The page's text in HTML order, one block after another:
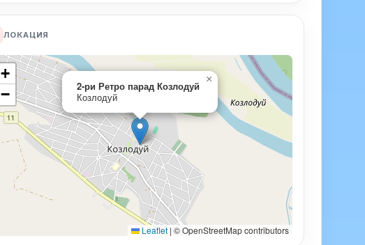
ЛОКАЦИЯ
2-ри Ретро парад Козлодуй
Козлодуй
×
+
−
Leaflet | © OpenStreetMap contributors